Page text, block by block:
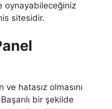
oynayabileceğiniz
sitesidir.
ve hatasız olmasını
bir şekilde